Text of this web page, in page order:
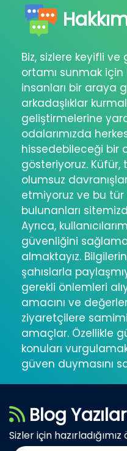
Biz, sizlere keyifli
ortamı sunmak için
insanları bir araya
arkadaşlıklar
geliştirmelerine
odalarımızda
hissedebileceği bir
gösteriyoruz. Küfür,
olumsuz
etmiyoruz ve bu tür
bulunanları
Ayrıca,
güvenliğini
almaktayız.
şahıslarla
gerekli önlemleri
amacını ve
ziyaretçilere
amaçlar. Özellikle
konuları
güven duymasını
Blog
Sizler için